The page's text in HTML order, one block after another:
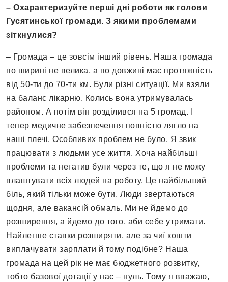
– Охарактеризуйте перші дні роботи як голови
Гусятинської громади. З якими проблемами
зіткнулися?
– Громада – це зовсім інший рівень. Наша громада
по ширині не велика, а по довжині має протяжність
від 50-ти до 70-ти км. Були різні ситуації. Ми взяли
на баланс лікарню. Колись вона утримувалась
районом. А потім він розділився на 5 громад. І
тепер медичне забезпечення повністю лягло на
наші плечі. Особливих проблем не було. Я звик
працювати з людьми усе життя. Хоча найбільші
проблеми та негатив були через те, що я не можу
влаштувати всіх людей на роботу. Це найбільший
біль, який тільки може бути. Люди звертаються
щодня, але вакансій обмаль. Ми не йдемо до
розширення, а йдемо до того, аби себе утримати.
Найлегше ставки розширяти, але за чиї кошти
виплачувати зарплати й тому подібне? Наша
громада на цей рік не має бюджетного розвитку,
тобто базової дотації у нас – нуль. Тому я вважаю,